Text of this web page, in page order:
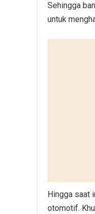
Sehingga
untuk
Hingga saat
otomotif.